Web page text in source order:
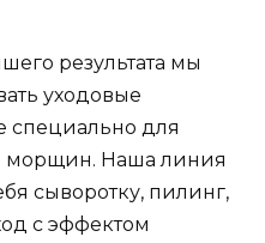
результата мы
уходовые
специально для
морщин. Наша линия
сыворотку, пилинг,
с эффектом